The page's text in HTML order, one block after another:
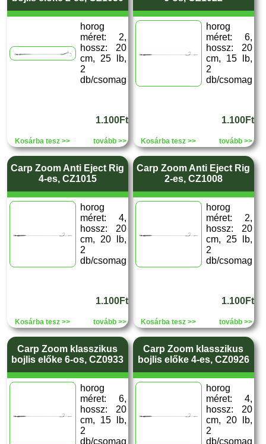
horog
méret: 2,
hossz: 20
cm, 25 lb,
2
db/csomag
1.100Ft
Kosárba tesz >> tovább >>
horog
méret: 6,
hossz: 20
cm, 15 lb,
2
db/csomag
1.100Ft
Kosárba tesz >> tovább >>
Carp Zoom Anti Eject Rig
4-es, CZ1015
horog
méret: 4,
hossz: 20
cm, 20 lb,
2
db/csomag
1.100Ft
Kosárba tesz >> tovább >>
Carp Zoom Anti Eject Rig
2-es, CZ1008
horog
méret: 2,
hossz: 20
cm, 25 lb,
2
db/csomag
1.100Ft
Kosárba tesz >> tovább >>
Carp Zoom klasszikus
bojlis előke 6-os, CZ0933
horog
méret: 6,
hossz: 20
cm, 15 lb,
2
db/csomag
Carp Zoom klasszikus
bojlis előke 4-es, CZ0926
horog
méret: 4,
hossz: 20
cm, 20 lb,
2
db/csomag